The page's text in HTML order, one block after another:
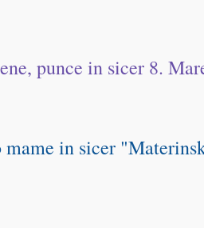
punce in sicer 8.
in sicer